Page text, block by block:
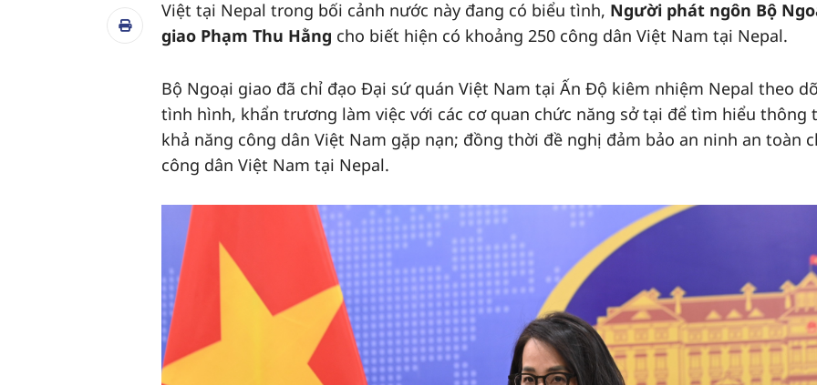
Việt tại Nepal trong bối cảnh nước này đang có biểu tình, Người phát ngôn Bộ
giao Phạm Thu Hằng cho biết hiện có khoảng 250 công dân Việt Nam tại Nepal.
Bộ Ngoại giao đã chỉ đạo Đại sứ quán Việt Nam tại Ấn Độ kiêm nhiệm Nepal theo
tình hình, khẩn trương làm việc với các cơ quan chức năng sở tại để tìm hiểu thông
khả năng công dân Việt Nam gặp nạn; đồng thời đề nghị đảm bảo an ninh an toàn
công dân Việt Nam tại Nepal.